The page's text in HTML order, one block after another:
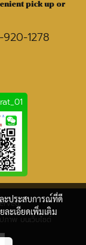
pick up or
1278
ภาพ บนเว็บไซต์
ะประสบการณ์ที่ดี
ละเอียดเพิ่มเติม